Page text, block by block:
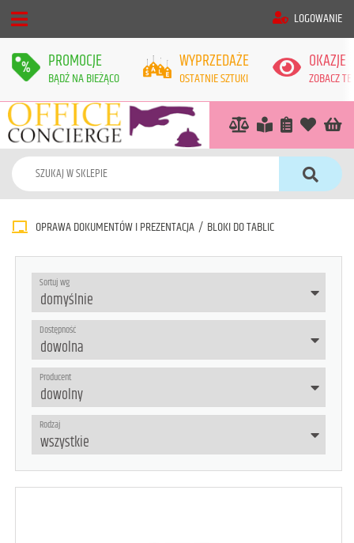
LOGOWANIE
PROMOCJE
BĄDŹ NA BIEŻĄCO
WYPRZEDAŻE
OSTATNIE SZTUKI
OKAZJE
ZOBACZ
OPRAWA DOKUMENTÓW I PREZENTACJA / BLOKI DO TABLIC
Sortuj wg
Dostępność
Producent
Rodzaj